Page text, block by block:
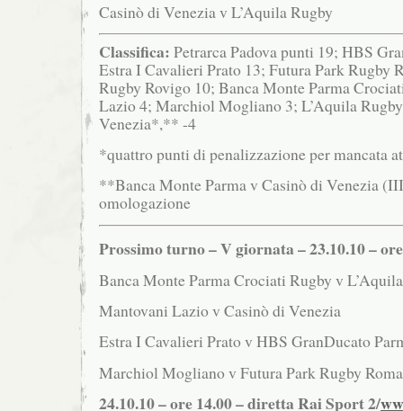
Casinò di Venezia v L’Aquila Rugby
Classifica: Petrarca Padova punti 19; HBS
Estra I Cavalieri Prato 13; Futura Park Rugby
Rugby Rovigo 10; Banca Monte Parma
Lazio 4; Marchiol Mogliano 3; L’Aquila
Venezia*,** -4
*quattro punti di penalizzazione per mancata
**Banca Monte Parma v Casinò di Venezia
omologazione
Prossimo turno – V giornata – 23.10.10 –
Banca Monte Parma Crociati Rugby v
Mantovani Lazio v Casinò di Venezia
Estra I Cavalieri Prato v HBS GranDucato
Marchiol Mogliano v Futura Park Rugby Roma
24.10.10 – ore 14.00 – diretta Rai Sport 2/